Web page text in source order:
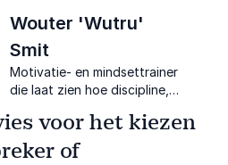
Wouter 'Wutru'
Smit
Motivatie- en mindsettrainer
die laat zien hoe discipline,
leiden tot blijvende
verandering.
voor het kiezen
of